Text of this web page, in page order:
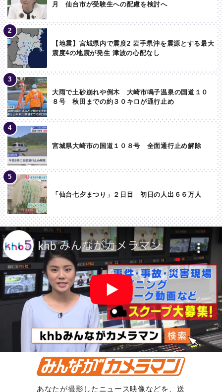
月 仙台市が受験生への配慮を検討へ
【地震】宮城県内で震度2 岩手県沖を震源とする最大
震度4の地震が発生 津波の心配なし
大雨で土砂崩れや倒木 大崎市鳴子温泉の国道１０
８号 秋田までの約３０キロが通行止め
宮城県大崎市の国道１０８号 全面通行止め解除
「仙台七夕まつり」２日目 初日の人出６６万人
あなたが撮影したニュース映像などを、送